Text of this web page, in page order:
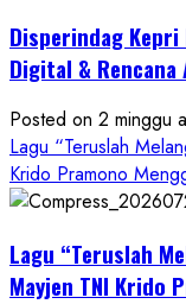
Disperindag
Digital &
Posted on 2 minggu
Lagu “Teruslah
Krido Pramono
Lagu “Teruslah
Mayjen TNI Krido